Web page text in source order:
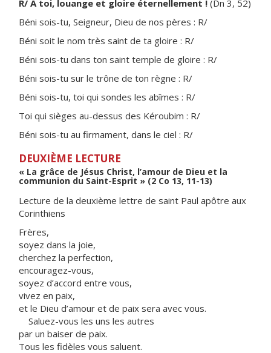
R/ À toi, louange et gloire éternellement ! (Dn 3, 52)
Béni sois-tu, Seigneur, Dieu de nos pères : R/
Béni soit le nom très saint de ta gloire : R/
Béni sois-tu dans ton saint temple de gloire : R/
Béni sois-tu sur le trône de ton règne : R/
Béni sois-tu, toi qui sondes les abîmes : R/
Toi qui sièges au-dessus des Kéroubim : R/
Béni sois-tu au firmament, dans le ciel : R/
DEUXIÈME LECTURE
« La grâce de Jésus Christ, l’amour de Dieu et la
communion du Saint-Esprit » (2 Co 13, 11-13)
Lecture de la deuxième lettre de saint Paul apôtre aux
Corinthiens
Frères,
soyez dans la joie,
cherchez la perfection,
encouragez-vous,
soyez d’accord entre vous,
vivez en paix,
et le Dieu d’amour et de paix sera avec vous.
Saluez-vous les uns les autres
par un baiser de paix.
Tous les fidèles vous saluent.